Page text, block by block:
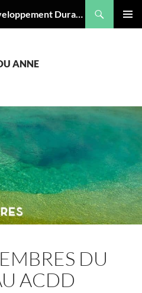
Approches Critiques du Développement Durable
ANNE
DU
ACDD